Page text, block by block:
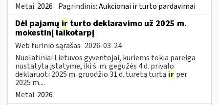
Metai: 2026 Pagrindinis:Aukcionai ir turto pardavimai
Dėl pajamų ir turto deklaravimo už 2025 m.
mokestinį laikotarpį
Web turinio sąrašas 2026-03-24
Nuolatiniai Lietuvos gyventojai, kuriems tokia pareiga
nustatyta įstatyme, iki š. m. gegužės 4 d. privalo
deklaruoti 2025 m. gruodžio 31 d. turėtą turtą ir per
2025 m....
Metai: 2026